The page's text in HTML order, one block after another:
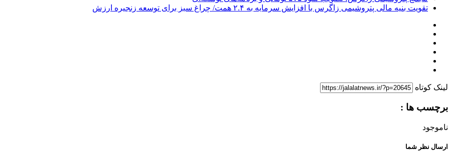
تقویت بنیه مالی پتروشیمی زاگرس با افزایش سرمایه به ۲.۴ همت/ چراغ سبز برای توسعه زنجیره ارزش
لینک کوتاه
برچسب ها :
ناموجود
ارسال نظر شما